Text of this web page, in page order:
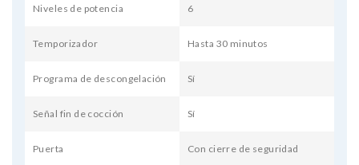
Niveles de potencia 6
Temporizador Hasta 30 minutos
Programa de descongelación Sí
Señal fin de cocción Sí
Puerta Con cierre de seguridad